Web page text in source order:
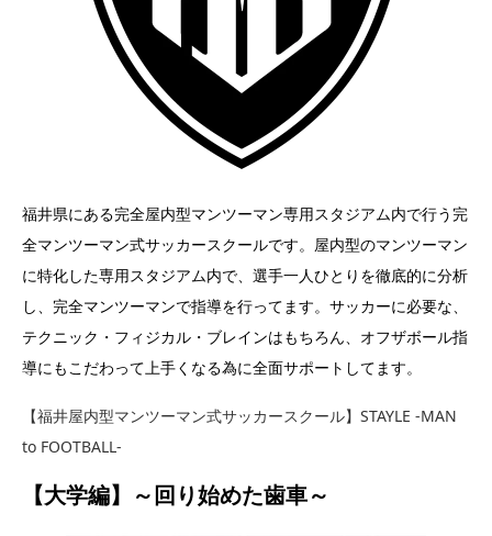
福井県にある完全屋内型マンツーマン専用スタジアム内で行う完
全マンツーマン式サッカースクールです。屋内型のマンツーマン
に特化した専用スタジアム内で、選手一人ひとりを徹底的に分析
し、完全マンツーマンで指導を行ってます。サッカーに必要な、
テクニック・フィジカル・ブレインはもちろん、オフザボール指
導にもこだわって上手くなる為に全面サポートしてます。
【福井屋内型マンツーマン式サッカースクール】STAYLE -MAN
to FOOTBALL-
【大学編】～回り始めた歯車～